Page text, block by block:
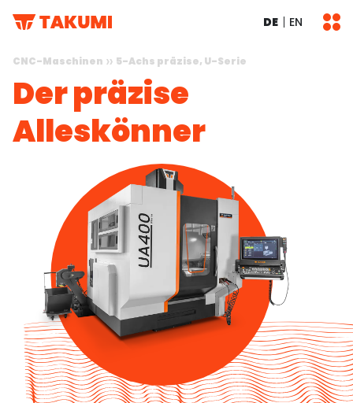
DE EN
CNC-Maschinen 5-Achs präzise, U-Serie
Der präzise
Alleskönner